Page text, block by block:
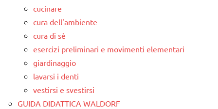
cucinare
cura dell'ambiente
cura di sè
esercizi preliminari e movimenti elementari
giardinaggio
lavarsi i denti
vestirsi e svestirsi
GUIDA DIDATTICA WALDORF